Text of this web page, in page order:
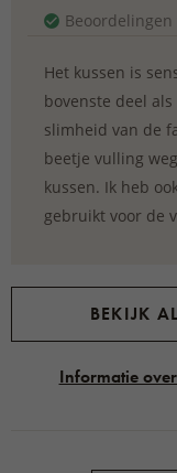
Het kussen is
bovenste deel
slimheid van de
beetje vulling
kussen. Ik heb
gebruikt voor de
BEKIJK
Informatie